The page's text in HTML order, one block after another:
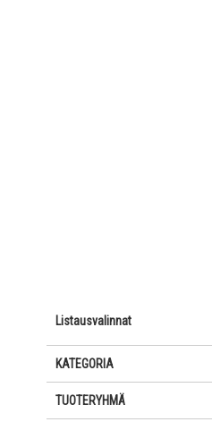
Listausvalinnat
KATEGORIA
TUOTERYHMÄ